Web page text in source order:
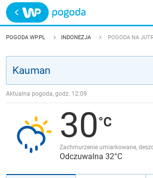
Trwa ładowanie
POLSKA
JAKOŚĆ POWIETRZA
POGODA WP.PL INDONEZJA POGODA NA
Aktualna pogoda, godz. 12:09
30
Zachmurzenie umiarkowane,
Odczuwalna 32°C